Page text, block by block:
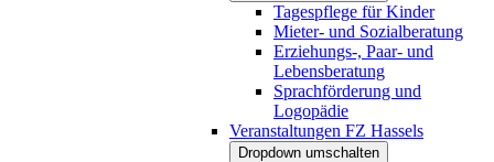
Tagespflege für Kinder
Mieter- und Sozialberatung
Erziehungs-, Paar- und
Lebensberatung
Sprachförderung und
Logopädie
Veranstaltungen FZ Hassels
Dropdown umschalten